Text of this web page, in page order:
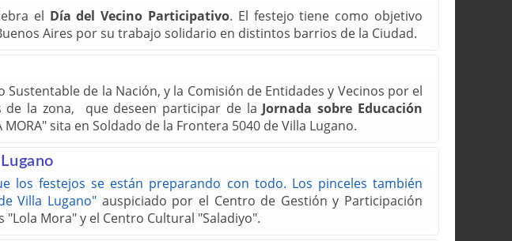
el Día del Vecino Participativo. El festejo tiene como objetivo
Aires por su trabajo solidario en distintos barrios de la Ciudad.
de la Nación, y la Comisión de Entidades y Vecinos por el
de la zona, que deseen participar de la Jornada sobre Educación
sita en Soldado de la Frontera 5040 de Villa Lugano.
festejos se están preparando con todo. Los pinceles también
Villa Lugano" auspiciado por el Centro de Gestión y Participación
"Lola Mora" y el Centro Cultural "Saladiyo".